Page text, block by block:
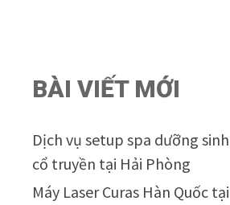
BÀI VIẾT MỚI
Dịch vụ setup spa dưỡng
cổ truyền tại Hải Phòng
Máy Laser Curas Hàn Quốc